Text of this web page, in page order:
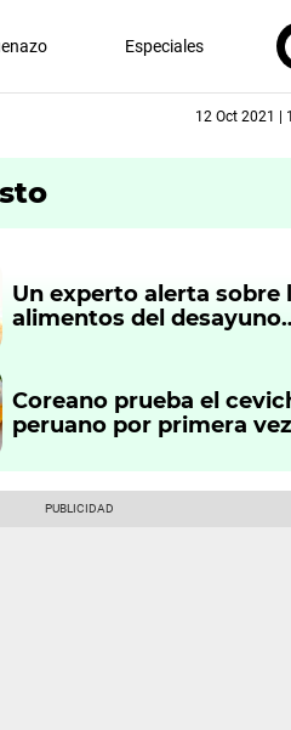
Especiales
12 Oct 2021 |
Un experto alerta sobre
alimentos del desayuno
Coreano prueba el
peruano por primera
otros países: “Es otro